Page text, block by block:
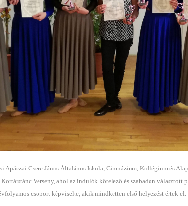
Apáczai Csere János Általános Iskola, Gimnázium, Kollégium és
Kortárstánc Verseny, ahol az indulók kötelező és szabadon
csoport képviselte, akik mindketten első helyezést értek el.